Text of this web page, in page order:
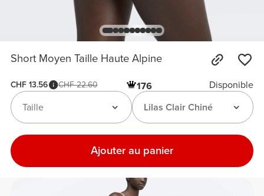
Short Moyen Taille Haute Alpine
CHF 13.56 CHF 22.60 176
Disponible
Lilas Clair Chiné
Taille
Ajouter au panier